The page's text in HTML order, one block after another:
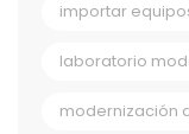
importar
laboratorio
modernización